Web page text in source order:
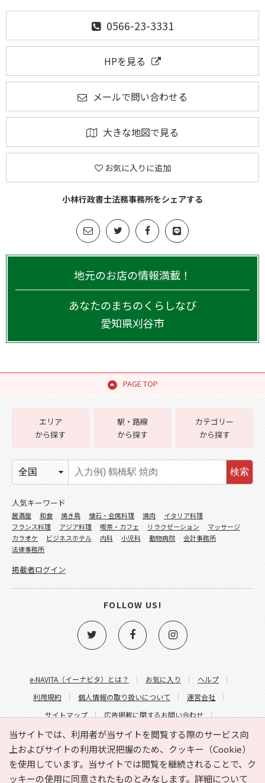
0566-23-3331
HPを見る
メールで問い合わせる
大きな地図で見る
お気に入りに追加
小林行政書士法務事務所をシェアする
地元のお店の情報満載！
あなたのまちのくらしなび
愛知県刈谷市
PAGE TOP
当サイトでは、利用者が当サイトを閲覧する際のサービス向
上およびサイトの利用状況把握のため、クッキー（Cookie）
を使用しています。当サイトでは閲覧を継続されることで、ク
ッキーの使用に同意されたものとみなします。詳細について
e-NAVITA（イーナビタ）とは？ お気に入り
ヘルプ
利用規約
個人情報の取り扱いについて
運営会社
サイトマップ
広告掲載に関するお問い合わせ
サイトの内容に関するお問い合わせ
エリア
から探す
駅・路線
から探す
カテゴリー
から探す
検索
人気キーワード
居酒屋 和食 焼き鳥 懐石・会席料理 焼肉
イタリア料理
フランス料理
アジア料理 喫茶・カフェ リラクゼーション
マッサージ
カラオケ
ビジネスホテル 内科 小児科 動物病院
会計事務所
法律事務所
掲載者ログイン
FOLLOW US!